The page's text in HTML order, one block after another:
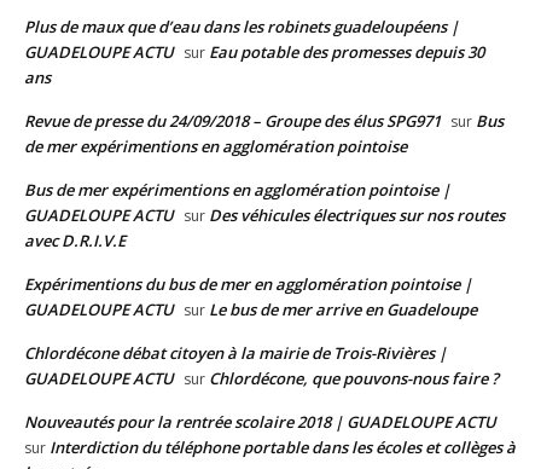
Plus de maux que d’eau dans les robinets guadeloupéens |
GUADELOUPE ACTU sur Eau potable des promesses depuis 30
ans
Revue de presse du 24/09/2018 – Groupe des élus SPG971 sur Bus
de mer expérimentions en agglomération pointoise
Bus de mer expérimentions en agglomération pointoise |
GUADELOUPE ACTU sur Des véhicules électriques sur nos routes
avec D.R.I.V.E
Expérimentions du bus de mer en agglomération pointoise |
GUADELOUPE ACTU sur Le bus de mer arrive en Guadeloupe
Chlordécone débat citoyen à la mairie de Trois-Rivières |
GUADELOUPE ACTU sur Chlordécone, que pouvons-nous faire ?
Nouveautés pour la rentrée scolaire 2018 | GUADELOUPE ACTU
sur Interdiction du téléphone portable dans les écoles et collèges à